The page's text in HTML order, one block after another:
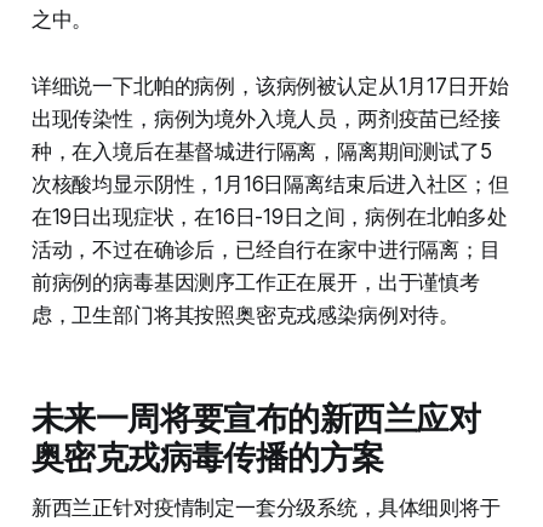
之中。
详细说一下北帕的病例，该病例被认定从1月17日开始
出现传染性，病例为境外入境人员，两剂疫苗已经接
种，在入境后在基督城进行隔离，隔离期间测试了5
次核酸均显示阴性，1月16日隔离结束后进入社区；但
在19日出现症状，在16日-19日之间，病例在北帕多处
活动，不过在确诊后，已经自行在家中进行隔离；目
前病例的病毒基因测序工作正在展开，出于谨慎考
虑，卫生部门将其按照奥密克戎感染病例对待。
未来一周将要宣布的新西兰应对
奥密克戎病毒传播的方案
新西兰正针对疫情制定一套分级系统，具体细则将于